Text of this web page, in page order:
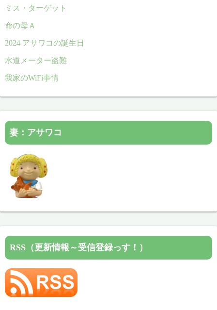
ミス・ターゲット
命の母Ａ
2024 アサワコの誕生日
水道メーター盗難
我家のWiFi事情
妻：アサワコ
RSS（更新情報～受信登録っす！）